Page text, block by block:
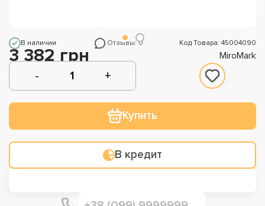
В наличии Отзывы: 0 Код Товара: 45004090
3 382 грн MiroMark
Купить
В кредит